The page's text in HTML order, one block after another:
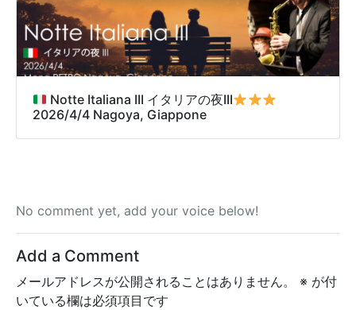
Notte Italiana III イタリアの夜III
2026/4/4 Nagoya, Giappone
No comment yet, add your voice below!
Add a Comment
メールアドレスが公開されることはありません。 ※ が付
いている欄は必須項目です